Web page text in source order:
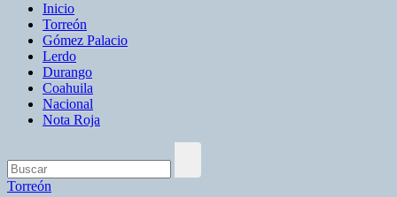
Inicio
Torreón
Gómez Palacio
Lerdo
Durango
Coahuila
Nacional
Nota Roja
Torreón